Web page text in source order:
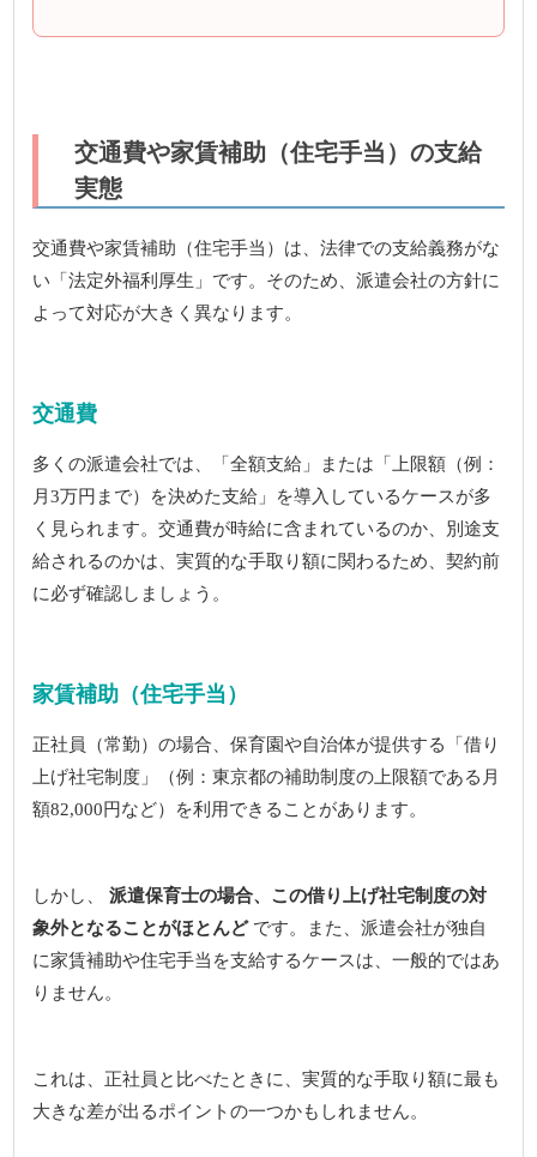
交通費や家賃補助（住宅手当）の支給
実態
交通費や家賃補助（住宅手当）は、法律での支給義務がな
い「法定外福利厚生」です。そのため、派遣会社の方針に
よって対応が大きく異なります。
交通費
多くの派遣会社では、「全額支給」または「上限額（例：
月3万円まで）を決めた支給」を導入しているケースが多
く見られます。交通費が時給に含まれているのか、別途支
給されるのかは、実質的な手取り額に関わるため、契約前
に必ず確認しましょう。
家賃補助（住宅手当）
正社員（常勤）の場合、保育園や自治体が提供する「借り
上げ社宅制度」（例：東京都の補助制度の上限額である月
額82,000円など）を利用できることがあります。
しかし、派遣保育士の場合、この借り上げ社宅制度の対
象外となることがほとんどです。また、派遣会社が独自
に家賃補助や住宅手当を支給するケースは、一般的ではあ
りません。
これは、正社員と比べたときに、実質的な手取り額に最も
大きな差が出るポイントの一つかもしれません。